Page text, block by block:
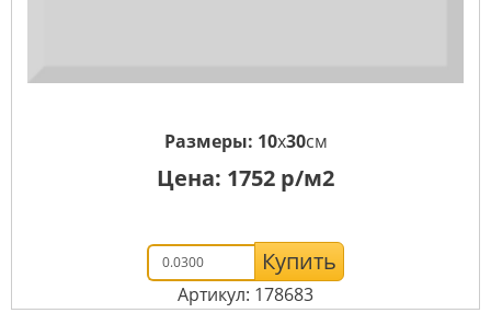
Размеры: 10x30см
Цена: 1752 р/м2
Купить
Артикул: 178683